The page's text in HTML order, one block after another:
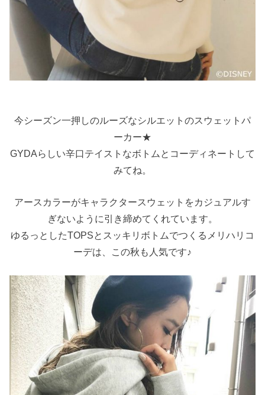
今シーズン一押しのルーズなシルエットのスウェットパ
ーカー★
GYDAらしい辛口テイストなボトムとコーディネートして
みてね。
アースカラーがキャラクタースウェットをカジュアルす
ぎないように引き締めてくれています。
ゆるっとしたTOPSとスッキリボトムでつくるメリハリコ
ーデは、この秋も人気です♪